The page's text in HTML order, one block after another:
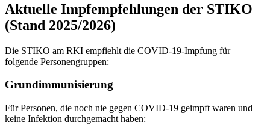
Aktuelle Impfempfehlungen der STIKO
(Stand 2025/2026)
Die STIKO am RKI empfiehlt die COVID-19-Impfung für
folgende Personengruppen:
Grundimmunisierung
Für Personen, die noch nie gegen COVID-19 geimpft waren und
keine Infektion durchgemacht haben: